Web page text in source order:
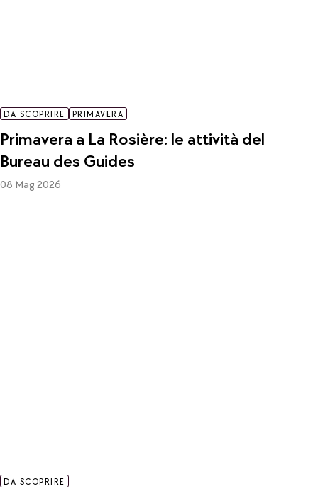
DA SCOPRIRE PRIMAVERA
Primavera a La Rosière: le attività del
Bureau des Guides
08 Mag 2026
DA SCOPRIRE